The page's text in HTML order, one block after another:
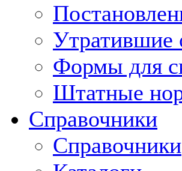
Утратившие
Формы для
Штатные
Справочники
Справочники